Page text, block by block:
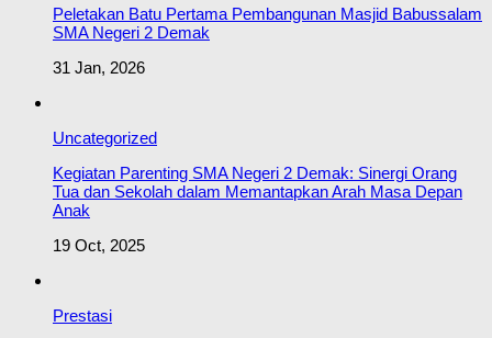
Peletakan Batu Pertama Pembangunan Masjid Babussalam
SMA Negeri 2 Demak
31 Jan, 2026
Uncategorized
Kegiatan Parenting SMA Negeri 2 Demak: Sinergi Orang
Tua dan Sekolah dalam Memantapkan Arah Masa Depan
Anak
19 Oct, 2025
Prestasi